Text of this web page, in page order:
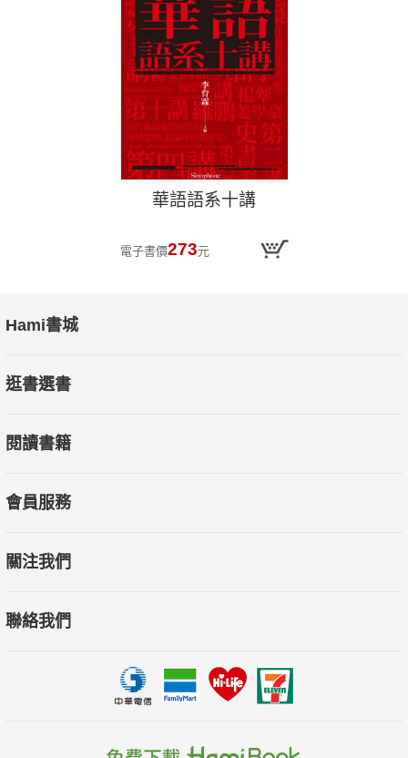
華語語系十講
電子書價273元
Hami書城
逛書選書
閱讀書籍
會員服務
關注我們
聯絡我們